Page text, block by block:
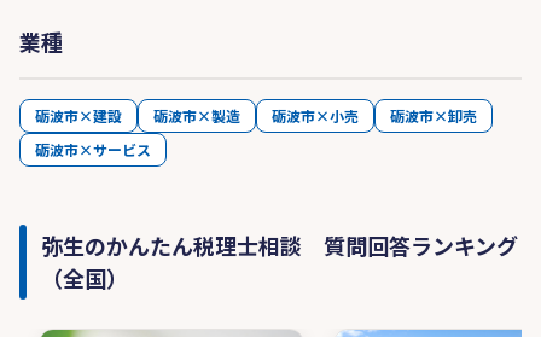
業種
砺波市×建設 砺波市×製造 砺波市×小売
砺波市×卸売
砺波市×サービス
弥生のかんたん税理士相談 質問回答ランキング
（全国）